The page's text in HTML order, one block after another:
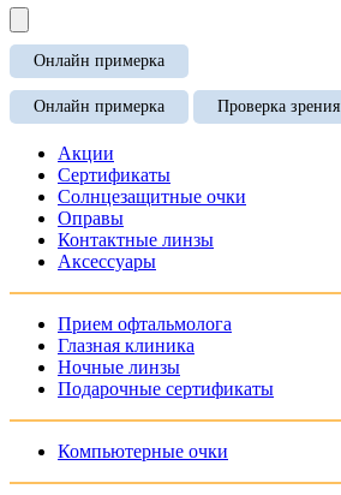
Онлайн примерка
Онлайн примерка Проверка зрения
Акции
Сертификаты
Солнцезащитные очки
Оправы
Контактные линзы
Аксессуары
Прием офтальмолога
Глазная клиника
Ночные линзы
Подарочные сертификаты
Компьютерные очки